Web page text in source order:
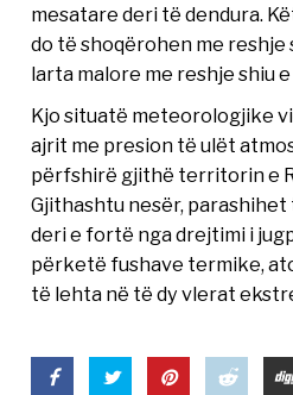
mesatare deri të dendura.
do të shoqërohen me reshje
larta malore me reshje shiu
Kjo situatë meteorologjike
ajrit me presion të ulët
përfshirë gjithë territorin e
Gjithashtu nesër,
deri e fortë nga drejtimi i
përketë fushave termike,
të lehta në të dy vlerat